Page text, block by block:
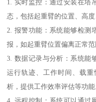
1. 实时监控：通过安装在塔
态，包括起重臂的位置、高度
2. 报警功能：系统能够检测
报，如起重臂位置偏离正常范
3. 数据记录与分析：系统能
运行轨迹、工作时间、载
析，提供工作效率评估等功能